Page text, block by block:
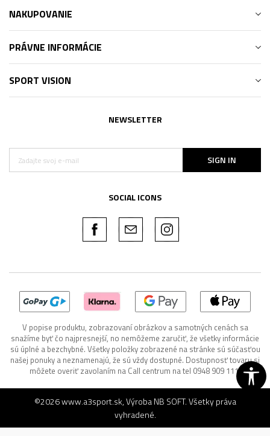
NAKUPOVANIE
PRÁVNE INFORMÁCIE
SPORT VISION
NEWSLETTER
SIGN IN
SOCIAL ICONS
V popise produktu, zobrazovaní obrázkov a samotných cenách sa
snažíme byť čo najpresnejší, no nemôžeme zaručiť, že všetky informácie
sú úplné a bezchybné. Všetky položky zobrazené na stránke sú súčasťou
našej ponuky a neznamenajú, že sú vždy dostupné. Dostupnosť tovaru si
môžete overiť zavolaním na Call centrum na tel 0948 909 111.
©2026www.a3sport.sk, VýrobaNB SOFT. Všetky práva
vyhradené.